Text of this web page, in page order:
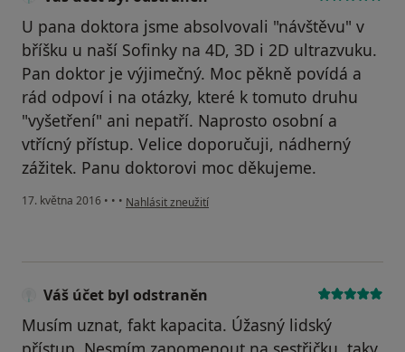
U pana doktora jsme absolvovali "návštěvu" v
bříšku u naší Sofinky na 4D, 3D i 2D ultrazvuku.
Pan doktor je výjimečný. Moc pěkně povídá a
rád odpoví i na otázky, které k tomuto druhu
"vyšetření" ani nepatří. Naprosto osobní a
vtřícný přístup. Velice doporučuji, nádherný
zážitek. Panu doktorovi moc děkujeme.
17. května 2016 • • • podle názoru uživatele Váš účet byl odstraněn
Nahlásit zneužití
Váš účet byl odstraněn
Musím uznat, fakt kapacita. Úžasný lidský